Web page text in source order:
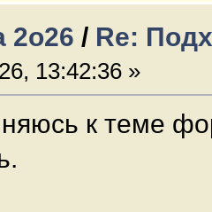
2о26 / Re:
13:42:36 »
к теме